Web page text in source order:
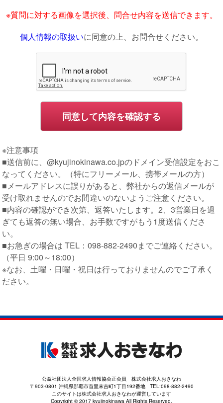
※質問に対する画像を選択後、問合せ内容を送信できます。
個人情報の取扱いに同意の上、お問合せください。
※注意事項
■送信前に、@kyujinokinawa.co.jpのドメイン受信設定をおこ
なってください。（特にフリーメール、携帯メールの方）
■メールアドレスに誤りがあると、弊社からの返信メールが
受け取れませんのでお間違いのないようご注意ください。
■内容の確認ができ次第、返答いたします。2、3営業日を過
ぎても返答の無い場合、お手数ですがもう1度送信くださ
い。
■お急ぎの場合は TEL：098-882-2490までご連絡ください。
（平日 9:00～18:00）
※なお、土曜・日曜・祝日は行っておりませんのでご了承く
ださい。
公益社団法人全国求人情報協会正会員 株式会社求人おきなわ
〒903-0801 沖縄県那覇市首里末吉町1丁目192番地 TEL:098-882-2490
このサイトは株式会社求人おきなわが運営しています
Copyright © 2017 kyujinokinawa All Rights Reserved.